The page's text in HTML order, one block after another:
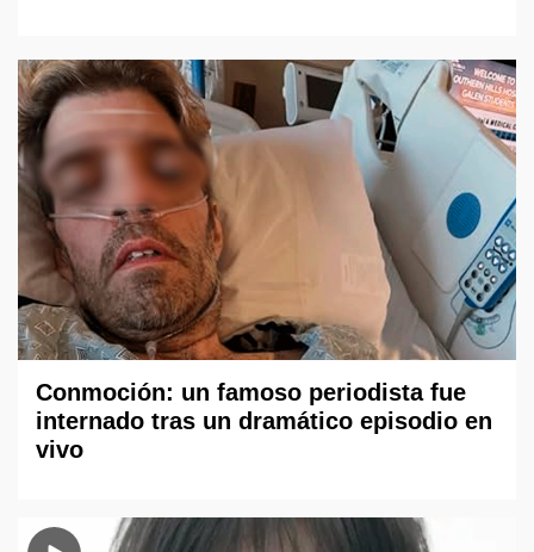
Conmoción: un famoso periodista fue
internado tras un dramático episodio en
vivo